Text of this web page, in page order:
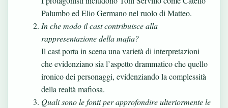
Palumbo ed Elio Germano nel ruolo di Matteo.
In che modo il cast contribuisce alla
rappresentazione della mafia?
Il cast porta in scena una varietà di interpretazioni
che evidenziano sia l’aspetto drammatico che quello
ironico dei personaggi, evidenziando la complessità
della realtà mafiosa.
Quali sono le fonti per approfondire ulteriormente le